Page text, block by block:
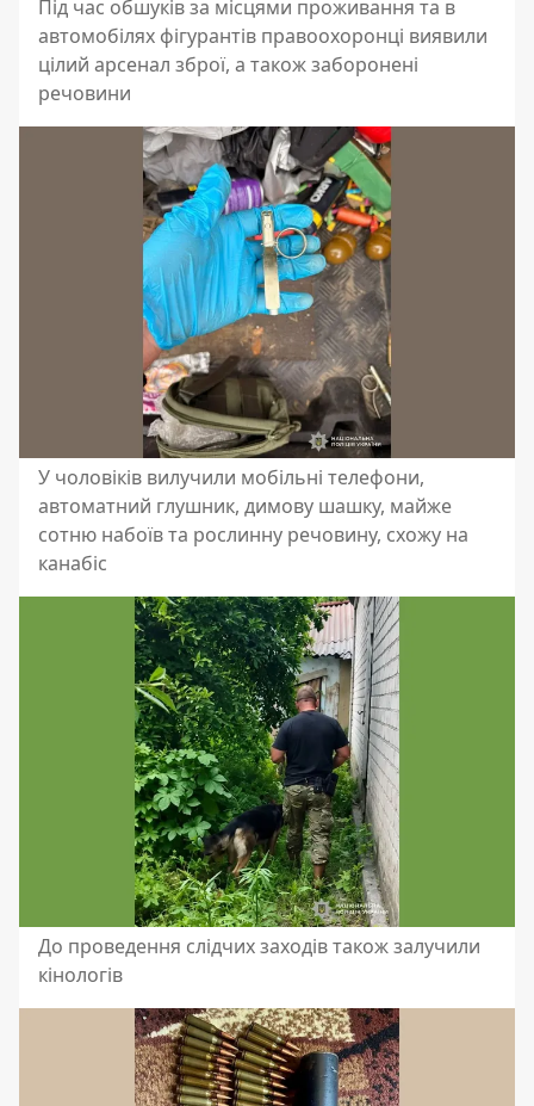
Під час обшуків за місцями проживання та в
автомобілях фігурантів правоохоронці виявили
цілий арсенал зброї, а також заборонені
речовини
У чоловіків вилучили мобільні телефони,
автоматний глушник, димову шашку, майже
сотню набоїв та рослинну речовину, схожу на
канабіс
До проведення слідчих заходів також залучили
кінологів